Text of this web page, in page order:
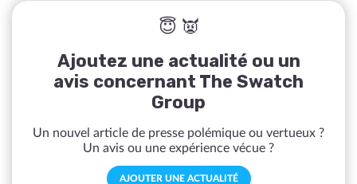
😇 👿
Ajoutez une actualité ou un
avis concernant The Swatch
Group
Un nouvel article de presse polémique ou vertueux ?
Un avis ou une expérience vécue ?
AJOUTER UNE ACTUALITÉ